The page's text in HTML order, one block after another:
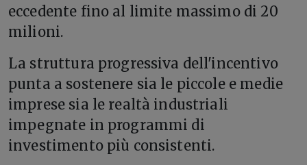
eccedente fino al limite massimo di 20
milioni.
La struttura progressiva dell'incentivo
punta a sostenere sia le piccole e medie
imprese sia le realtà industriali
impegnate in programmi di
investimento più consistenti.